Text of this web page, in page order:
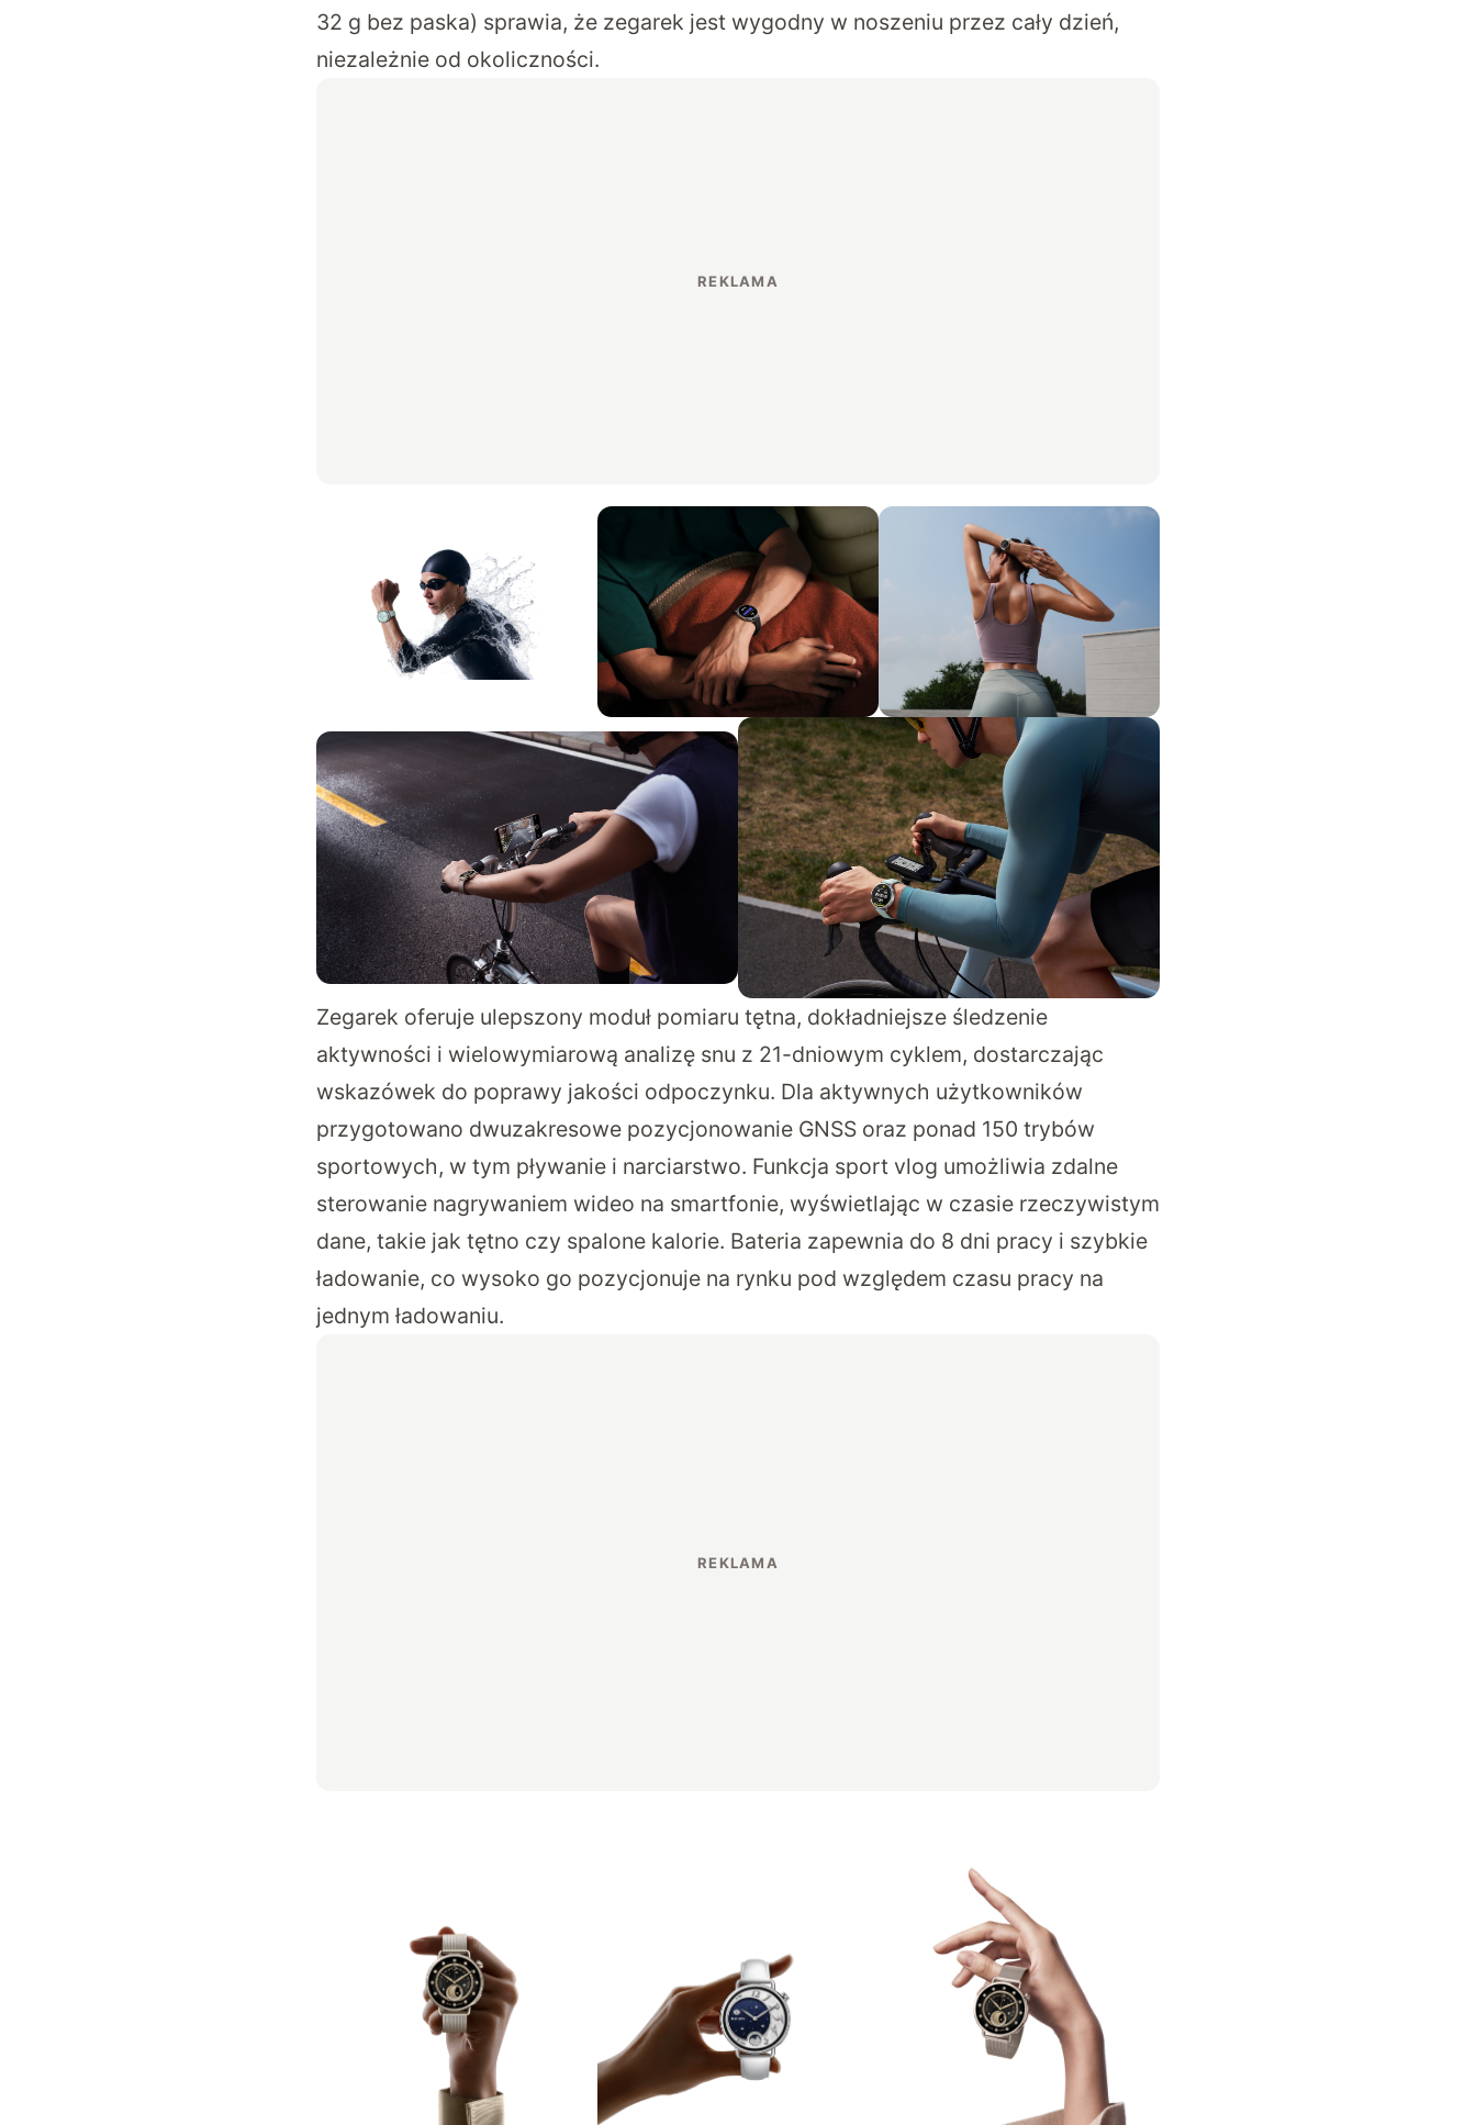
32 g bez paska) sprawia, że zegarek jest wygodny w noszeniu przez cały dzień,
niezależnie od okoliczności.
Zegarek oferuje ulepszony moduł pomiaru tętna, dokładniejsze śledzenie
aktywności i wielowymiarową analizę snu z 21-dniowym cyklem, dostarczając
wskazówek do poprawy jakości odpoczynku. Dla aktywnych użytkowników
przygotowano dwuzakresowe pozycjonowanie GNSS oraz ponad 150 trybów
sportowych, w tym pływanie i narciarstwo. Funkcja sport vlog umożliwia zdalne
sterowanie nagrywaniem wideo na smartfonie, wyświetlając w czasie rzeczywistym
dane, takie jak tętno czy spalone kalorie. Bateria zapewnia do 8 dni pracy i szybkie
ładowanie, co wysoko go pozycjonuje na rynku pod względem czasu pracy na
jednym ładowaniu.